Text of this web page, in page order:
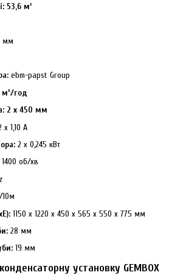
53,6 м²
мм
ebm-papst Group
год
2 x 450 мм
x 1,10 А
2 x 0,245 кВт
1400 об/хв
1150 x 1220 x 450 x 565 x 550 x 775 мм
28 мм
19 мм
установку GEMBOX